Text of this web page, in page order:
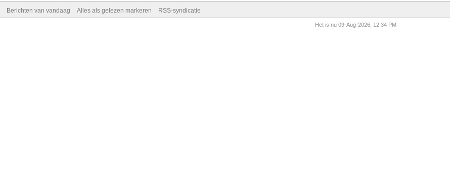
Berichten van vandaag Alles als gelezen markeren RSS-syndicatie
Het is nu 09-Aug-2026, 12:34 PM